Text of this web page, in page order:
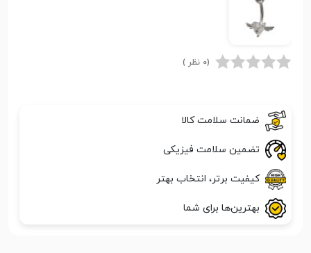
(0 نظر )
ضمانت سلامت کالا
تضمین سلامت فیزیکی
کیفیت برتر، انتخاب بهتر
بهترین‌ها برای شما